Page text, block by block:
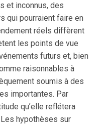
et inconnus, des
qui pourraient faire en
réels diffèrent
les points de vue
futurs et, bien
raisonnables à
soumis à des
importantes. Par
qu’elle reflétera
hypothèses sur